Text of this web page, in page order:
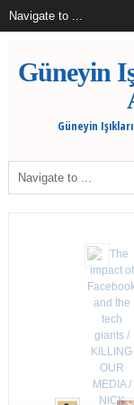
Güneyin
Güneyin